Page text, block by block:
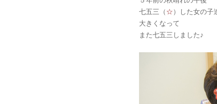
七五三（☆）した女の子
大きくなって
また七五三しました♪